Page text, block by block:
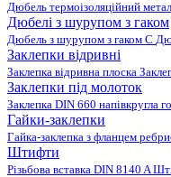
Дюбель термоізоляційний
Дюбелі з шурупом з гаком
Дюбель з шурупом з гаком C
Заклепки відривні
Заклепка відривна плоска
Заклепки під молоток
Заклепка DIN 660 напівкругла
Гайки-заклепки
Гайка-заклепка з фланцем
Штифти
Різьбова вставка DIN 8140 A